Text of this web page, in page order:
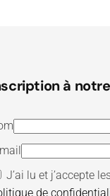
à
J’ai lu et j’accepte
de